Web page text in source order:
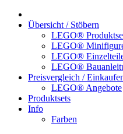
Übersicht / Stöbern
LEGO®
LEGO®
LEGO®
LEGO®
Preisvergleich /
LEGO® Angebote
Produktsets
Info
Farben